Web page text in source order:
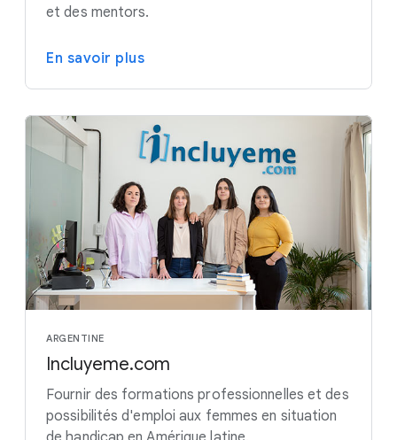
et des mentors.
En savoir plus
ARGENTINE
Incluyeme.com
Fournir des formations professionnelles et des
possibilités d'emploi aux femmes en situation